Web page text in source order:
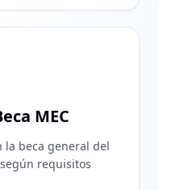
MEC
la beca general del
requisitos